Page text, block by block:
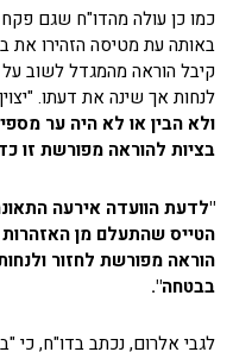
כמו כן עולה מהדו"ח שגם
באותה עת מטיסה הזהירו
קיבל הוראה מהמגדל לשוב על
לנחות אך שינה את דעתו.
ולא הבין או לא היה ער
בציות להוראה מפורשת זו
"לדעת הוועדה אירעה
הטייס שהתעלם מן האזהרות
הוראה מפורשת לחזור
בבטחה".
לגבי אלרום, נכתב בדו"ח, כי